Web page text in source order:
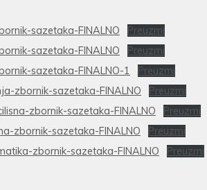
sazetaka-FINALNO
Preuzmi
sazetaka-FINALNO
Preuzmi
sazetaka-FINALNO-1
Preuzmi
zbornik-sazetaka-FINALNO
Preuzmi
zbornik-sazetaka-FINALNO
Preuzmi
zbornik-sazetaka-FINALNO
Preuzmi
zbornik-sazetaka-FINALNO
Preuzmi